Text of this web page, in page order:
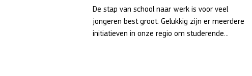
De stap van school naar werk is voor veel
jongeren best groot. Gelukkig zijn er meerdere
initiatieven in onze regio om studerende...